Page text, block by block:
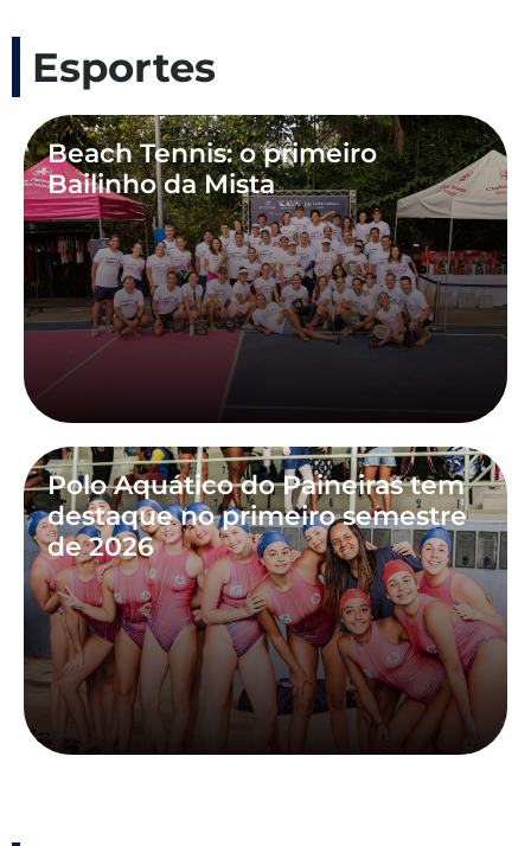
Esportes
Beach Tennis: o primeiro
Bailinho da Mista
Polo Aquático do Paineiras tem
destaque no primeiro semestre
de 2026